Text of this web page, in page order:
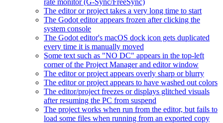
rate monitor (G-Sync/FreeSync)
The editor or project takes a very long time to start
The Godot editor appears frozen after clicking the
system console
The Godot editor's macOS dock icon gets duplicated
every time it is manually moved
Some text such as "NO DC" appears in the top-left
corner of the Project Manager and editor window
The editor or project appears overly sharp or blurry
The editor or project appears to have washed out colors
The editor/project freezes or displays glitched visuals
after resuming the PC from suspend
The project works when run from the editor, but fails to
load some files when running from an exported copy